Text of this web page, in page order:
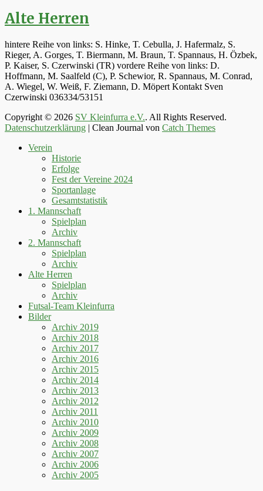
Alte Herren
hintere Reihe von links: S. Hinke, T. Cebulla, J. Hafermalz, S.
Rieger, A. Gorges, T. Biermann, M. Braun, T. Spannaus, H. Özbek,
P. Kaiser, S. Czerwinski (TR) vordere Reihe von links: D.
Hoffmann, M. Saalfeld (C), P. Schewior, R. Spannaus, M. Conrad,
A. Wiegel, W. Weiß, F. Ziemann, D. Möpert Kontakt Sven
Czerwinski 036334/53151
Copyright © 2026 SV Kleinfurra e.V.. All Rights Reserved.
Datenschutzerklärung | Clean Journal von Catch Themes
scrollenVerein
Historie
Erfolge
Fest der Vereine 2024
Sportanlage
Gesamtstatistik
1. Mannschaft
Spielplan
Archiv
2. Mannschaft
Spielplan
Archiv
Alte Herren
Spielplan
Archiv
Futsal-Team Kleinfurra
Bilder
Archiv 2019
Archiv 2018
Archiv 2017
Archiv 2016
Archiv 2015
Archiv 2014
Archiv 2013
Archiv 2012
Archiv 2011
Archiv 2010
Archiv 2009
Archiv 2008
Archiv 2007
Archiv 2006
Archiv 2005